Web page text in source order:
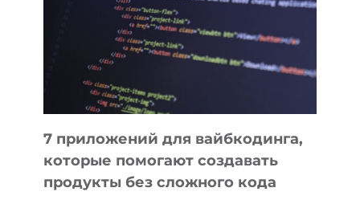
ДЛЯ
РАБОТЫ
7 приложений для вайбкодинга,
которые помогают создавать
продукты без сложного кода